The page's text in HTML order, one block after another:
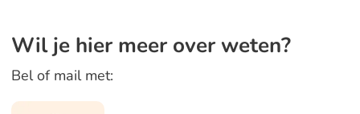
Wil je hier meer over weten?
Bel of mail met: